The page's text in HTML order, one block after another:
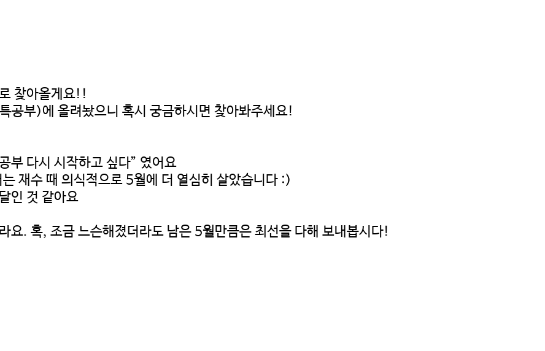
찾아올게요!!
공부)에 올려놨으니 혹시 궁금하시면 찾아봐주세요!
부 다시 시작하고 싶다” 였어요
재수 때 의식적으로 5월에 더 열심히 살았습니다 :)
인 것 같아요
요. 혹, 조금 느슨해졌더라도 남은 5월만큼은 최선을 다해 보내봅시다!